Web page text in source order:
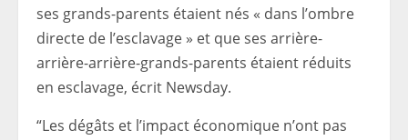
ses grands-parents étaient nés « dans l’ombre
directe de l’esclavage » et que ses arrière-
arrière-arrière-grands-parents étaient réduits
en esclavage, écrit Newsday.
“Les dégâts et l’impact économique n’ont pas